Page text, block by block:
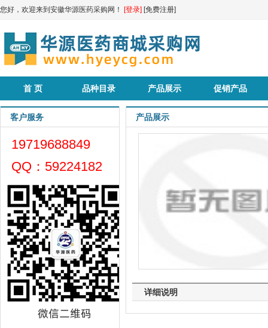
您好，欢迎来到安徽华源医药采购网！ [登录] [免费注册]
首 页 品种目录 产品展示 促销产品
客户服务
19719688849
QQ：59224182
产品展示
详细说明